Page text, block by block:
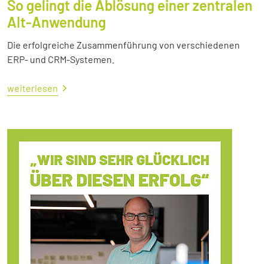
So gelingt die Ablösung einer zentralen
Alt-Anwendung
Die erfolgreiche Zusammenführung von verschiedenen
ERP- und CRM-Systemen.
weiterlesen